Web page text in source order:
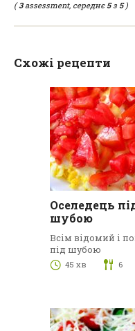
(3assessment, середнє5з 5)
Схожі рецепти
Оселедець
шубою
Всім відомий і
під шубою
45 хв 6